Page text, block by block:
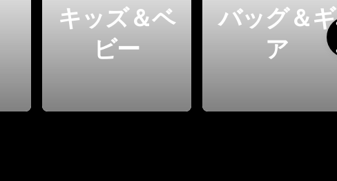
キッズ＆ベ
ビー
バッグ＆ギ
ア